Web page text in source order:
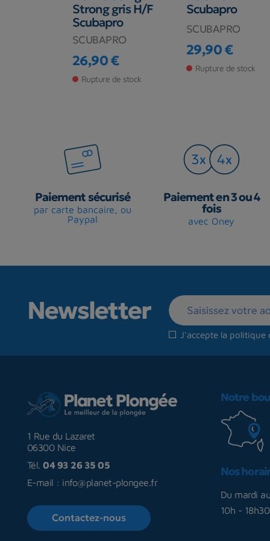
Strong gris H/F
Scubapro
SCUBAPRO
Prix
26,90 €
Rupture de stock
Scubapro
SCUBAPRO
Prix
29,90 €
Rupture de stock
Paiement sécurisé
par carte bancaire, ou
Paypal
Paiement en 3 ou 4
fois
avec Oney
Newsletter
J'accepte la politique
1 Rue du Lazaret
06300 Nice
Tél. 04 93 26 35 05
E-mail : info@planet-plongee.fr
Contactez-nous
Notre
Nos
Du mardi
10h - 18h30